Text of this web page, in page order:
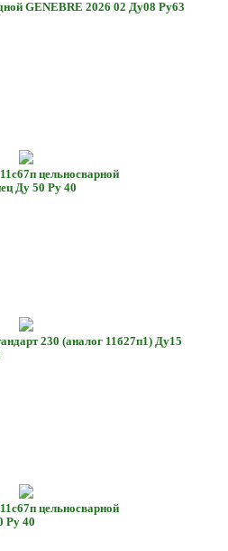
GENEBRE 2026 02 Ду08 Ру63
цельносварной
Ду 50 Ру 40
230 (аналог 11б27п1) Ду15
цельносварной
Ру 40